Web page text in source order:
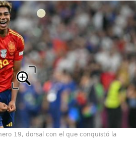
19, dorsal con el que conquistó la